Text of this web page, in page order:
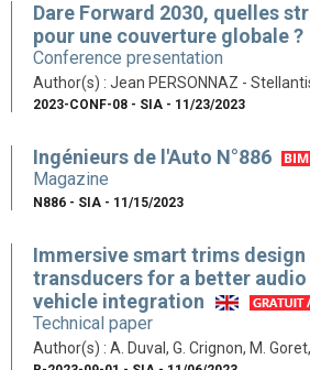
Dare Forward 2030, quelles
pour une couverture globale ?
Conference presentation
Author(s) : Jean PERSONNAZ -
2023-CONF-08 - SIA - 11/23/2023
Ingénieurs de l'Auto N°886
Magazine
N886 - SIA - 11/15/2023
Immersive smart trims design
transducers for a better
vehicle integration
Technical paper
Author(s) : A. Duval, G. Crignon, M.